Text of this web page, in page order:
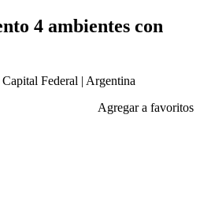
4 ambientes con
Federal | Argentina
Agregar a favoritos